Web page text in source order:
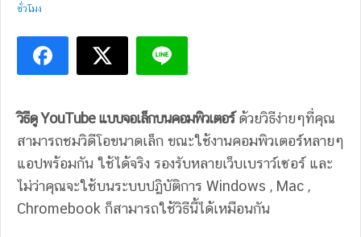
ชั่วโมง
วิธีดู YouTube แบบจอเล็กบนคอมพิวเตอร์ด้วยวิธีง่ายๆที่คุณ
สามารถชมวิดีโอขนาดเล็ก ขณะใช้งานคอมพิวเตอร์หลายๆ
แอปพร้อมกัน ใช้ได้จริง รองรับหลายเว็บเบราว์เซอร์ และ
ไม่ว่าคุณจะใช้บนระบบปฏิบัติการ Windows , Mac ,
Chromebook ก็สามารถใช้วิธีนี้ได้เหมือนกัน